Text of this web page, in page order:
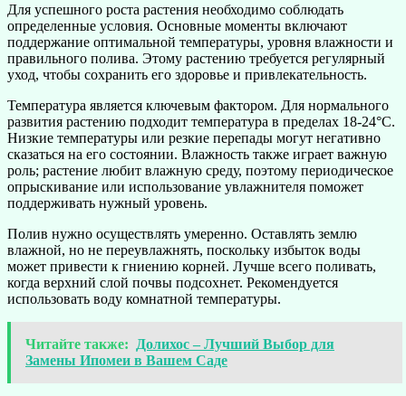
Для успешного роста растения необходимо соблюдать
определенные условия. Основные моменты включают
поддержание оптимальной температуры, уровня влажности и
правильного полива. Этому растению требуется регулярный
уход, чтобы сохранить его здоровье и привлекательность.
Температура является ключевым фактором. Для нормального
развития растению подходит температура в пределах 18-24°C.
Низкие температуры или резкие перепады могут негативно
сказаться на его состоянии. Влажность также играет важную
роль; растение любит влажную среду, поэтому периодическое
опрыскивание или использование увлажнителя поможет
поддерживать нужный уровень.
Полив нужно осуществлять умеренно. Оставлять землю
влажной, но не переувлажнять, поскольку избыток воды
может привести к гниению корней. Лучше всего поливать,
когда верхний слой почвы подсохнет. Рекомендуется
использовать воду комнатной температуры.
Читайте также:
Долихос – Лучший Выбор для
Замены Ипомеи в Вашем Саде